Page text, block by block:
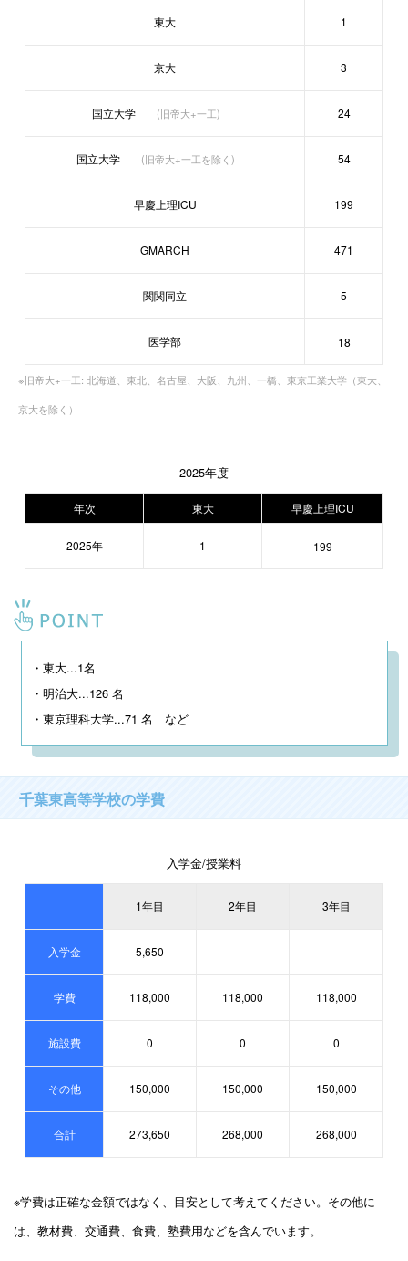
東大 1
京大 3
国立大学 (旧帝大+一工) 24
国立大学 (旧帝大+一工を除く) 54
早慶上理ICU 199
GMARCH 471
関関同立 5
医学部 18
※旧帝大+一工: 北海道、東北、名古屋、大阪、九州、一橋、東京工業大学（東大、
京大を除く）
2025年度
年次 東大 早慶上理ICU
2025年 1 199
・東大...1名
・明治大...126 名
・東京理科大学...71 名　など
千葉東高等学校の学費
入学金/授業料
1年目 2年目 3年目
入学金 5,650
学費 118,000 118,000 118,000
施設費 0 0 0
その他 150,000 150,000 150,000
合計 273,650 268,000 268,000
※学費は正確な金額ではなく、目安として考えてください。その他に
は、教材費、交通費、食費、塾費用などを含んでいます。